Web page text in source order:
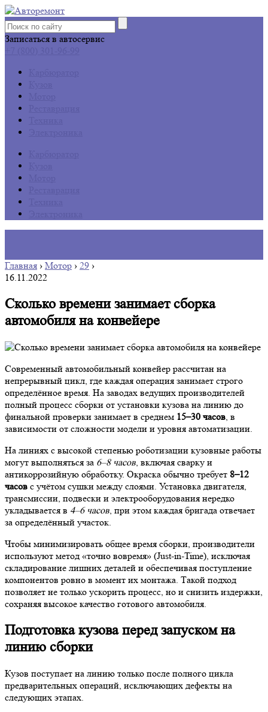
Записаться в автосервис
Главная › Мотор › 29 ›
16.11.2022
Сколько времени занимает сборка
автомобиля на конвейере
Современный автомобильный конвейер рассчитан на
непрерывный цикл, где каждая операция занимает строго
определённое время. На заводах ведущих производителей
полный процесс сборки от установки кузова на линию до
финальной проверки занимает в среднем 15–30 часов, в
зависимости от сложности модели и уровня автоматизации.
На линиях с высокой степенью роботизации кузовные работы
могут выполняться за 6–8 часов, включая сварку и
антикоррозийную обработку. Окраска обычно требует 8–12
часов с учётом сушки между слоями. Установка двигателя,
трансмиссии, подвески и электрооборудования нередко
укладывается в 4–6 часов, при этом каждая бригада отвечает
за определённый участок.
Чтобы минимизировать общее время сборки, производители
используют метод «точно вовремя» (Just-in-Time), исключая
складирование лишних деталей и обеспечивая поступление
компонентов ровно в момент их монтажа. Такой подход
позволяет не только ускорить процесс, но и снизить издержки,
сохраняя высокое качество готового автомобиля.
Подготовка кузова перед запуском на
линию сборки
Кузов поступает на линию только после полного цикла
предварительных операций, исключающих дефекты на
следующих этапах.